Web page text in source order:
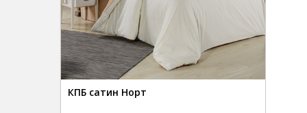
КПБ сатин Норт